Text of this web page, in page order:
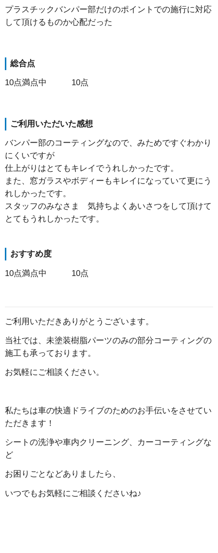
プラスチックバンパー部だけのポイントでの施行に対応
して頂けるものか心配だった
総合点
10点満点中 10点
ご利用いただいた感想
バンパー部のコーティングなので、みためですぐわかり
にくいですが
仕上がりはとてもキレイでうれしかったです。
また、窓ガラスやボディーもキレイになっていて更にう
れしかったです。
スタッフのみなさま 気持ちよくあいさつをして頂けて
とてもうれしかったです。
おすすめ度
10点満点中 10点
ご利用いただきありがとうございます。
当社では、未塗装樹脂パーツのみの部分コーティングの
施工も承っております。
お気軽にご相談ください。
私たちは車の快適ドライブのためのお手伝いをさせてい
ただきます！
シートの洗浄や車内クリーニング、カーコーティングな
ど
お困りごとなどありましたら、
いつでもお気軽にご相談くださいね♪